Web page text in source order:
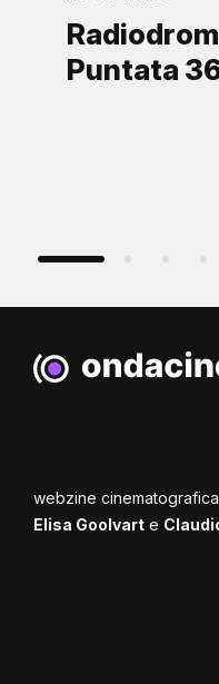
Puntata
webzine
Elisa Goolvart e